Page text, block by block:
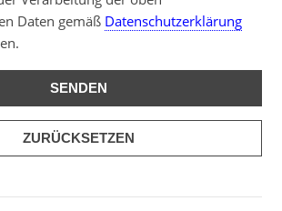
Daten gemäß Datenschutzerklärung